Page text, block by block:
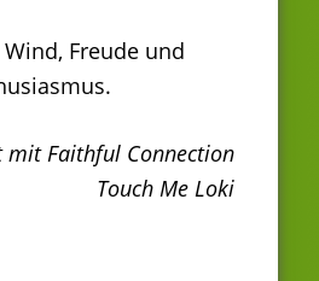
Freude und
mit Faithful Connection
Touch Me Loki